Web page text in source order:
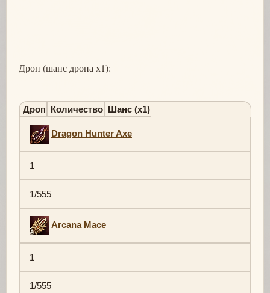
Дроп (шанс дропа х1):
Дроп Количество Шанс (х1)
Dragon Hunter Axe
1
1/555
Arcana Mace
1
1/555